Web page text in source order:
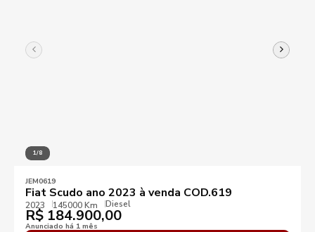
1/8
JEM0619
Fiat Scudo ano 2023 à venda COD.619
2023 145000 Km Diesel
R$ 184.900,00
Anunciado há 1 mês